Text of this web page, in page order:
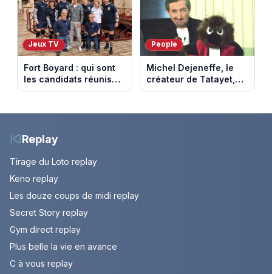
Jeux TV
Fort Boyard : qui sont
les candidats réunis
par Cyril Féraud ce
People
Michel Dejeneffe, le
créateur de Tatayet,
est mort à 77 ans
Replay
Tirage du Loto replay
Keno replay
Les douze coups de midi replay
Secret Story replay
Gym direct replay
Plus belle la vie en avance
C à vous replay